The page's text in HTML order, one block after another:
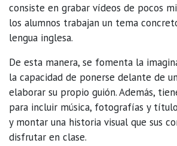
consiste en grabar vídeos de pocos
los alumnos trabajan un tema
lengua inglesa.
De esta manera, se fomenta la
la capacidad de ponerse delante de
elaborar su propio guión. Además,
para incluir música, fotografías y
y montar una historia visual que sus
disfrutar en clase.